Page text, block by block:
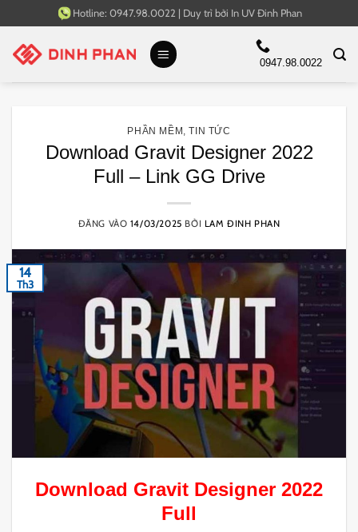
qua
nội
Hotline: 0947.98.0022 | Duy trì bởi In UV Đinh Phan
0947.98.0022
PHẦN MỀM ,TIN TỨC
Download Gravit Designer 2022
Full – Link GG Drive
ĐĂNG VÀO 14/03/2025 BỞI LAM ĐINH PHAN
14
Th3
Download Gravit Designer 2022
Full